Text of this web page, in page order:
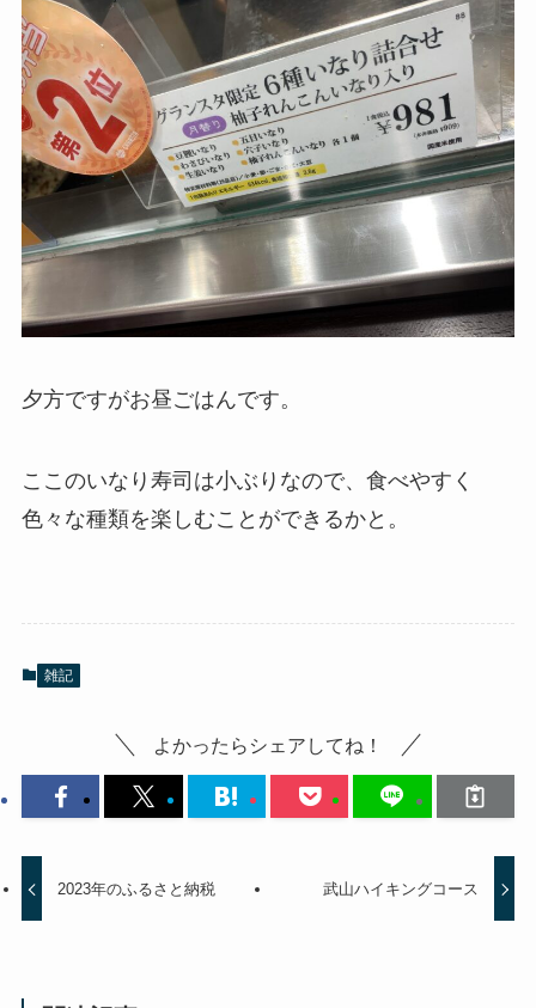
夕方ですがお昼ごはんです。
ここのいなり寿司は小ぶりなので、食べやすく
色々な種類を楽しむことができるかと。
雑記
よかったらシェアしてね！
2023年のふるさと納税 武山ハイキングコース